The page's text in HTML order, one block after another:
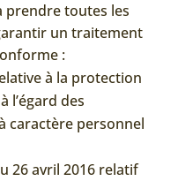
prendre toutes les
un traitement
:
à la protection
l’égard des
caractère personnel
26 avril 2016 relatif